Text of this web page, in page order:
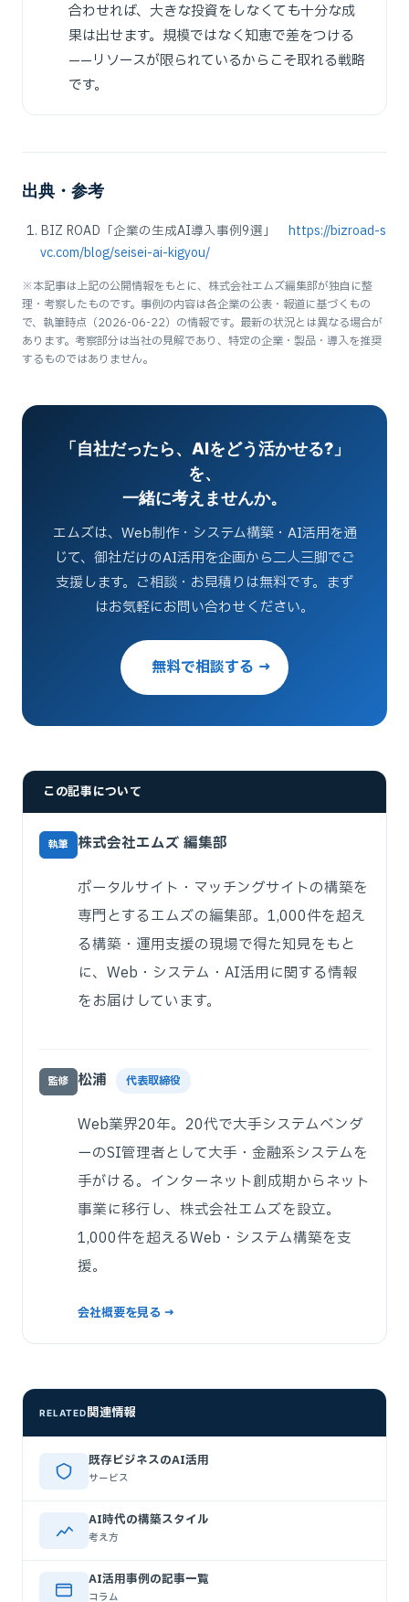
合わせれば、大きな投資をしなくても十分な成
果は出せます。規模ではなく知恵で差をつける
——リソースが限られているからこそ取れる戦略
です。
出典・参考
BIZ ROAD「企業の生成AI導入事例9選」 https://bizroad-s
vc.com/blog/seisei-ai-kigyou/
※本記事は上記の公開情報をもとに、株式会社エムズ編集部が独自に整
理・考察したものです。事例の内容は各企業の公表・報道に基づくもの
で、執筆時点（2026-06-22）の情報です。最新の状況とは異なる場合が
あります。考察部分は当社の見解であり、特定の企業・製品・導入を推奨
するものではありません。
「自社だったら、AIをどう活かせる?」
を、
一緒に考えませんか。
エムズは、Web制作・システム構築・AI活用を通
じて、御社だけのAI活用を企画から二人三脚でご
支援します。ご相談・お見積りは無料です。まず
はお気軽にお問い合わせください。
無料で相談する →
この記事について
執筆 株式会社エムズ 編集部
ポータルサイト・マッチングサイトの構築を
専門とするエムズの編集部。1,000件を超え
る構築・運用支援の現場で得た知見をもと
に、Web・システム・AI活用に関する情報
をお届けしています。
監修 松浦 代表取締役
Web業界20年。20代で大手システムベンダ
ーのSI管理者として大手・金融系システムを
手がける。インターネット創成期からネット
事業に移行し、株式会社エムズを設立。
1,000件を超えるWeb・システム構築を支
援。
会社概要を見る →
RELATED関連情報
既存ビジネスのAI活用
サービス
AI時代の構築スタイル
考え方
AI活用事例の記事一覧
コラム